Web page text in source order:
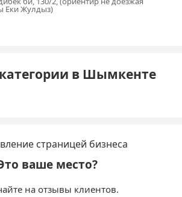
Еки Жулдыз)
в Шымкенте
ваше место?
на отзывы клиентов.